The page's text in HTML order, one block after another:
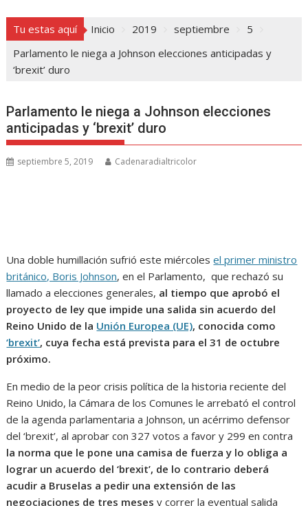
Tu estas aquí Inicio 2019 septiembre
5
Parlamento le niega a Johnson elecciones anticipadas y
‘brexit’ duro
Parlamento le niega a Johnson elecciones
anticipadas y ‘brexit’ duro
septiembre 5, 2019 Cadenaradialtricolor
Una doble humillación sufrió este miércolesel primer ministro
británico, Boris Johnson, en el Parlamento, que rechazó su
llamado a elecciones generales, al tiempo que aprobó el
proyecto de ley que impide una salida sin acuerdo del
Reino Unido de la Unión Europea (UE), conocida como
‘brexit’, cuya fecha está prevista para el 31 de octubre
próximo.
En medio de la peor crisis política de la historia reciente del
Reino Unido, la Cámara de los Comunes le arrebató el control
de la agenda parlamentaria a Johnson, un acérrimo defensor
del ‘brexit’, al aprobar con 327 votos a favor y 299 en contra
la norma que le pone una camisa de fuerza y lo obliga a
lograr un acuerdo del ‘brexit’, de lo contrario deberá
acudir a Bruselas a pedir una extensión de las
negociaciones de tres meses y correr la eventual salida